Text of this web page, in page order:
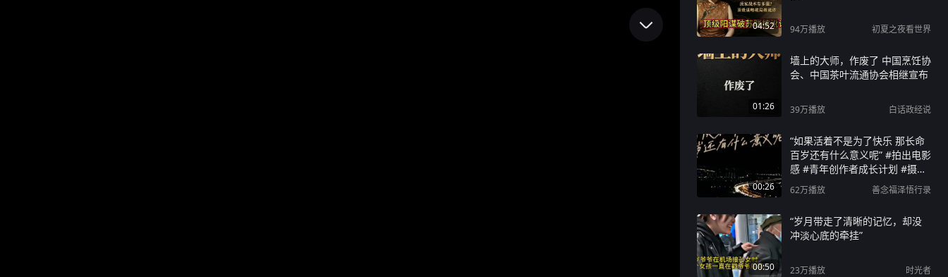
04:52 94万播放 初夏之夜看世界
01:26
墙上的大师，作废了 中国烹饪协
会、中国茶叶流通协会相继宣布
39万播放 白话政经说
00:26
“如果活着不是为了快乐 那长命
百岁还有什么意义呢” #拍出电影
感 #青年创作者成长计划 #摄影
美学大赏 #inmyfeelings #情绪
短片
62万播放 善念福泽悟行录
00:50
“岁月带走了清晰的记忆，却没
冲淡心底的牵挂”
23万播放 时光者